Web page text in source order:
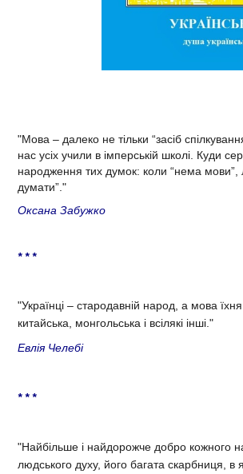
"Мова – далеко не тільки “засіб
нас усіх учили в імперській школі. Куди
народження тих думок: коли “нема
думати”."
Оксана Забужко
* * *
"Українці – стародавній народ, а мова
китайська, монгольська і всілякі інші."
Евлія Челебі
* * *
"Найбiльше i найдорожче добро кожного
людського духу, його багата скарбниця, в